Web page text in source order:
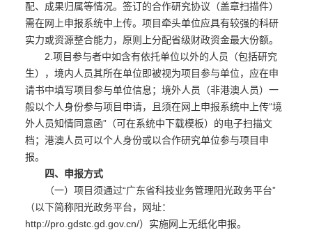
配、成果归属等情况。签订的合作研究协议（盖章扫描件）
需在网上申报系统中上传。项目牵头单位应具有较强的科研
实力或资源整合能力，原则上分配省级财政资金最大份额。
2.项目参与者中如含有依托单位以外的人员（包括研究
生），境内人员其所在单位即被视为项目参与单位，应在申
请书中填写项目参与单位信息；境外人员（非港澳人员）一
般以个人身份参与项目申请，且须在网上申报系统中上传“境
外人员知情同意函”（可在系统中下载模板）的电子扫描文
档；港澳人员可以个人身份或以合作研究单位参与项目申
报。
四、申报方式
（一）项目须通过“广东省科技业务管理阳光政务平台”
（以下简称阳光政务平台，网址：
http://pro.gdstc.gd.gov.cn/）实施网上无纸化申报。